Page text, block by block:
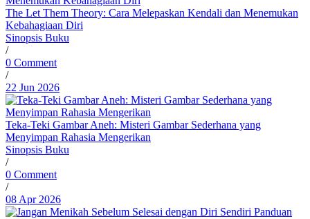
The Let Them Theory: Cara Melepaskan Kendali dan Menemukan
Kebahagiaan Diri
Sinopsis Buku
/
0 Comment
/
22 Jun 2026
Teka-Teki Gambar Aneh: Misteri Gambar Sederhana yang
Menyimpan Rahasia Mengerikan
Sinopsis Buku
/
0 Comment
/
08 Apr 2026